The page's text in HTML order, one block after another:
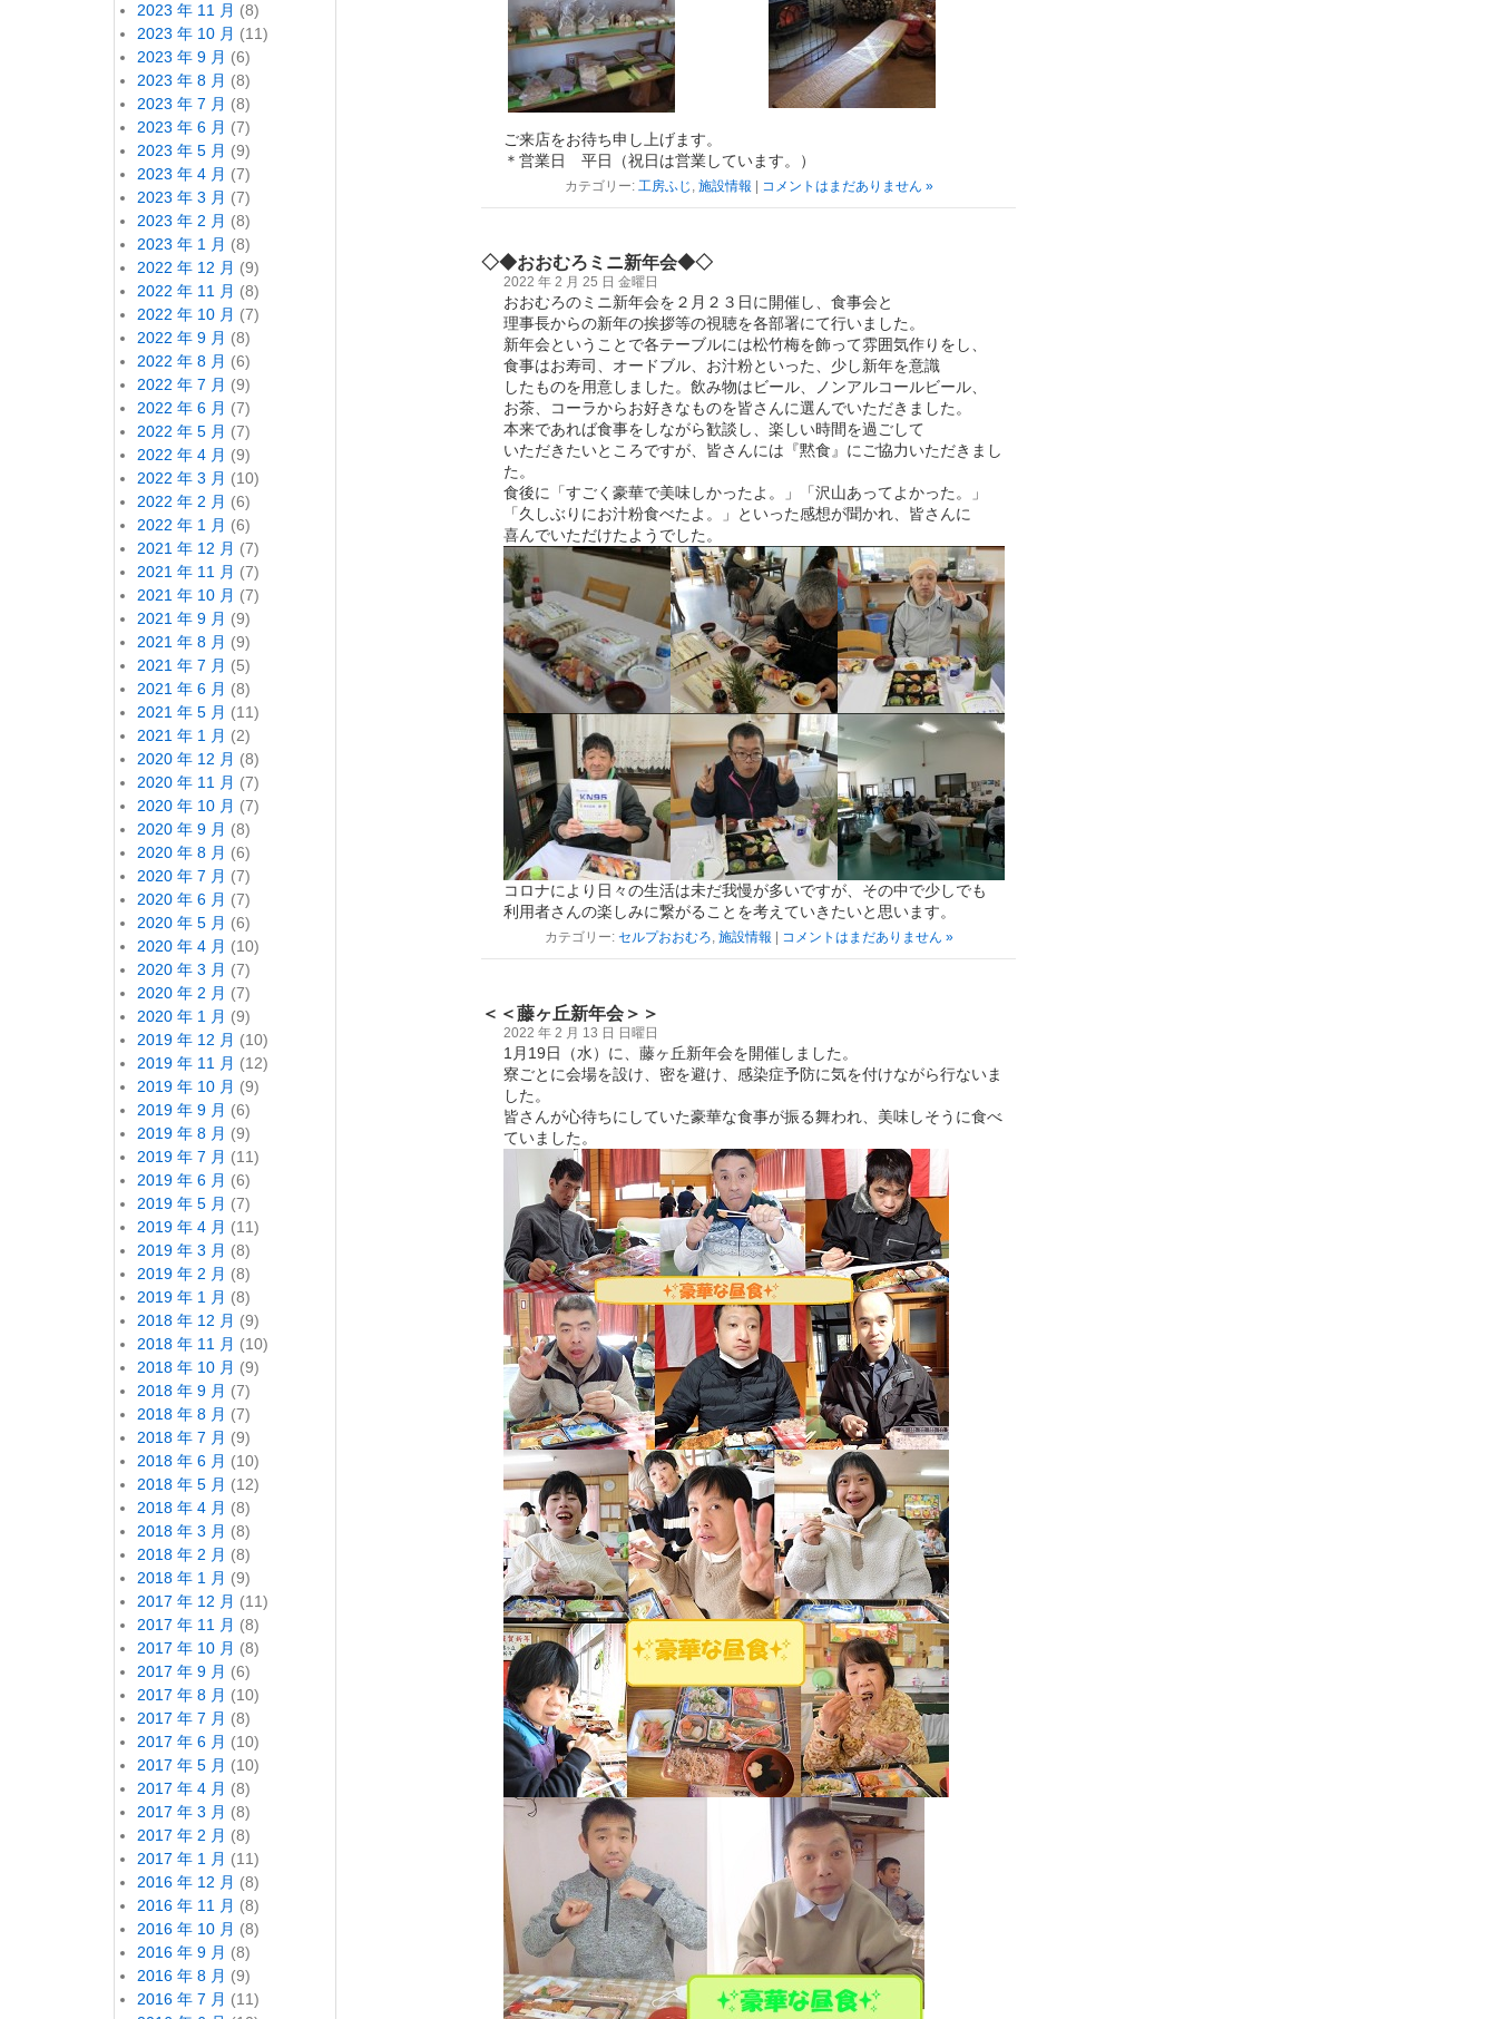
2023 年 11 月 (8)
2023 年 10 月 (11)
2023 年 9 月 (6)
2023 年 8 月 (8)
2023 年 7 月 (8)
2023 年 6 月 (7)
2023 年 5 月 (9)
2023 年 4 月 (7)
2023 年 3 月 (7)
2023 年 2 月 (8)
2023 年 1 月 (8)
2022 年 12 月 (9)
2022 年 11 月 (8)
2022 年 10 月 (7)
2022 年 9 月 (8)
2022 年 8 月 (6)
2022 年 7 月 (9)
2022 年 6 月 (7)
2022 年 5 月 (7)
2022 年 4 月 (9)
2022 年 3 月 (10)
2022 年 2 月 (6)
2022 年 1 月 (6)
2021 年 12 月 (7)
2021 年 11 月 (7)
2021 年 10 月 (7)
2021 年 9 月 (9)
2021 年 8 月 (9)
2021 年 7 月 (5)
2021 年 6 月 (8)
2021 年 5 月 (11)
2021 年 1 月 (2)
2020 年 12 月 (8)
2020 年 11 月 (7)
2020 年 10 月 (7)
2020 年 9 月 (8)
2020 年 8 月 (6)
2020 年 7 月 (7)
2020 年 6 月 (7)
2020 年 5 月 (6)
2020 年 4 月 (10)
2020 年 3 月 (7)
2020 年 2 月 (7)
2020 年 1 月 (9)
2019 年 12 月 (10)
2019 年 11 月 (12)
2019 年 10 月 (9)
2019 年 9 月 (6)
2019 年 8 月 (9)
2019 年 7 月 (11)
2019 年 6 月 (6)
2019 年 5 月 (7)
2019 年 4 月 (11)
2019 年 3 月 (8)
2019 年 2 月 (8)
2019 年 1 月 (8)
2018 年 12 月 (9)
2018 年 11 月 (10)
2018 年 10 月 (9)
2018 年 9 月 (7)
2018 年 8 月 (7)
2018 年 7 月 (9)
2018 年 6 月 (10)
2018 年 5 月 (12)
2018 年 4 月 (8)
2018 年 3 月 (8)
2018 年 2 月 (8)
2018 年 1 月 (9)
2017 年 12 月 (11)
2017 年 11 月 (8)
2017 年 10 月 (8)
2017 年 9 月 (6)
2017 年 8 月 (10)
2017 年 7 月 (8)
2017 年 6 月 (10)
2017 年 5 月 (10)
2017 年 4 月 (8)
2017 年 3 月 (8)
2017 年 2 月 (8)
2017 年 1 月 (11)
2016 年 12 月 (8)
2016 年 11 月 (8)
2016 年 10 月 (8)
2016 年 9 月 (8)
2016 年 8 月 (9)
2016 年 7 月 (11)
ご来店をお待ち申し上げます。
＊営業日 平日（祝日は営業しています。）
カテゴリー: 工房ふじ , 施設情報 コメントはまだありません »
◇◆おおむろミニ新年会◆◇
2022 年 2 月 25 日 金曜日
おおむろのミニ新年会を２月２３日に開催し、食事会と
理事長からの新年の挨拶等の視聴を各部署にて行いました。
新年会ということで各テーブルには松竹梅を飾って雰囲気作りをし、
食事はお寿司、オードブル、お汁粉といった、少し新年を意識
したものを用意しました。飲み物はビール、ノンアルコールビール、
お茶、コーラからお好きなものを皆さんに選んでいただきました。
本来であれば食事をしながら歓談し、楽しい時間を過ごして
いただきたいところですが、皆さんには『黙食』にご協力いただきまし
た。
食後に「すごく豪華で美味しかったよ。」「沢山あってよかった。」
「久しぶりにお汁粉食べたよ。」といった感想が聞かれ、皆さんに
喜んでいただけたようでした。
コロナにより日々の生活は未だ我慢が多いですが、その中で少しでも
利用者さんの楽しみに繋がることを考えていきたいと思います。
カテゴリー: セルプおおむろ, 施設情報 コメントはまだありません »
＜＜藤ヶ丘新年会＞＞
2022 年 2 月 13 日 日曜日
1 月 19日（水）に、藤ヶ丘新年会を開催しました。
寮ごとに会場を設け、密を避け、感染症予防に気を付けながら行ないま
した。
皆さんが心待ちにしていた豪華な食事が振る舞われ、美味しそうに食べ
ていました。